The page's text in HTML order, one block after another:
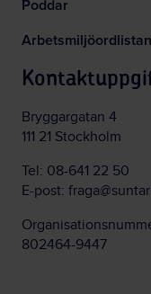
Poddar
Arbetsmiljöordlistan
Bryggargatan 4
111 21 Stockholm
Tel: 08-641 22 50
E-post:
802464-9447